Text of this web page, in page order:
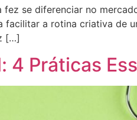
se diferenciar no
facilitar a rotina criativa
[…]
4 Práticas